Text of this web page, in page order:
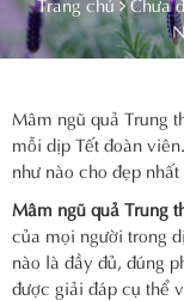
Mâm ngũ quả Trung
mỗi dịp Tết đoàn
như nào cho đẹp
Mâm ngũ quả Trung
của mọi người trong
nào là đầy đủ, đúng
được giải đáp cụ thể